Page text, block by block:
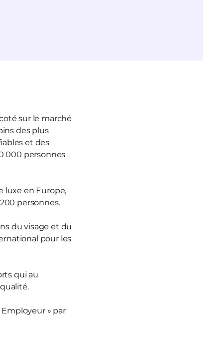
sur le marché
des plus
et des
000 personnes
luxe en Europe,
personnes.
du visage et du
pour les
qui au
» par